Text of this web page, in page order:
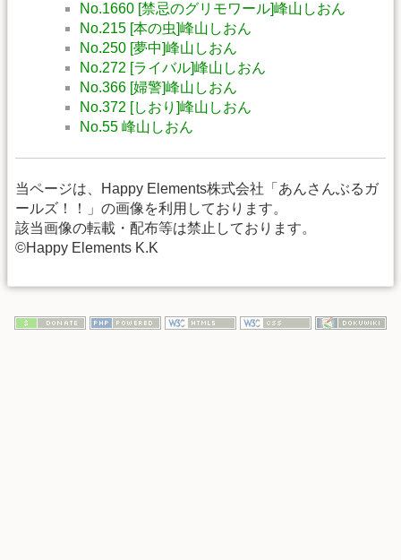
No.1660 [禁忌のグリモワール]峰山しおん
No.215 [本の虫]峰山しおん
No.250 [夢中]峰山しおん
No.272 [ライバル]峰山しおん
No.366 [婦警]峰山しおん
No.372 [しおり]峰山しおん
No.55 峰山しおん
当ページは、Happy Elements株式会社「あんさんぶるガ
ールズ！！」の画像を利用しております。
該当画像の転載・配布等は禁止しております。
©Happy Elements K.K